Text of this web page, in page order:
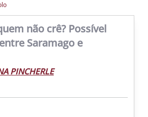
não crê? Possível
Saramago e
PINCHERLE